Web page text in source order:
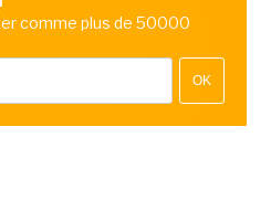
comme plus de 50000
OK